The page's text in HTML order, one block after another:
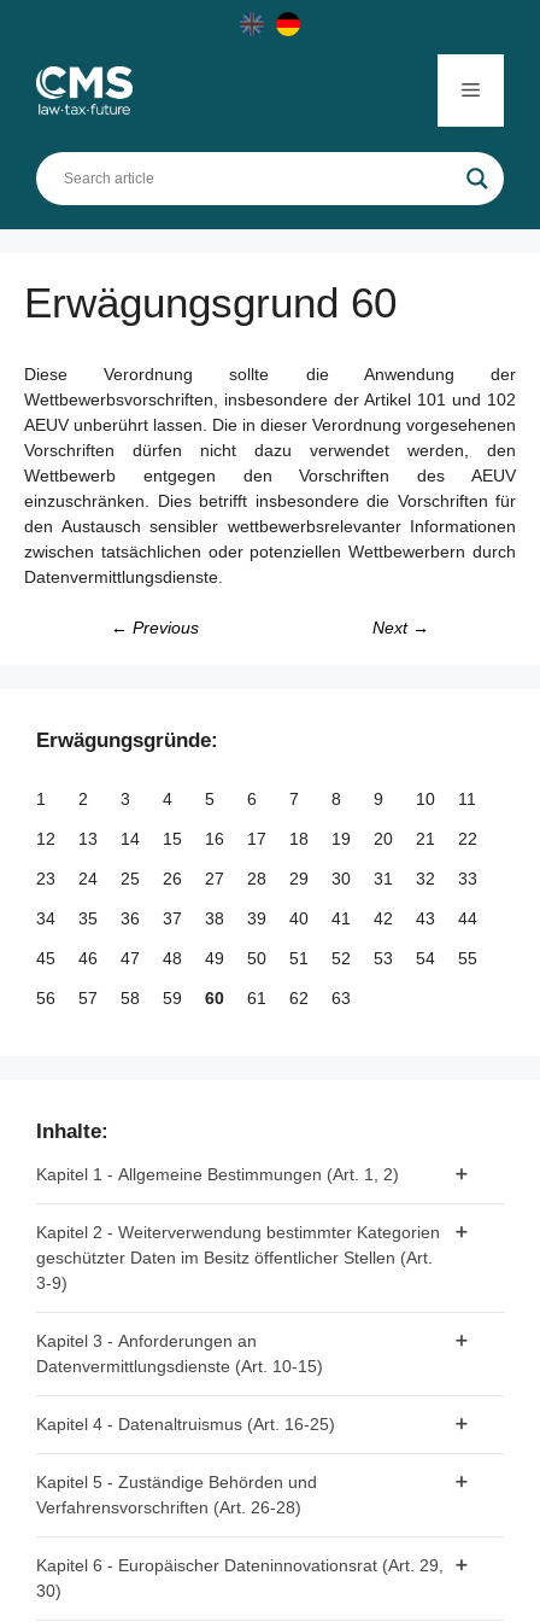
Menu
Erwägungsgrund 60
Diese Verordnung sollte die Anwendung der
Wettbewerbsvorschriften, insbesondere der Artikel 101 und 102
AEUV unberührt lassen. Die in dieser Verordnung vorgesehenen
Vorschriften dürfen nicht dazu verwendet werden, den
Wettbewerb entgegen den Vorschriften des AEUV
einzuschränken. Dies betrifft insbesondere die Vorschriften für
den Austausch sensibler wettbewerbsrelevanter Informationen
zwischen tatsächlichen oder potenziellen Wettbewerbern durch
Datenvermittlungsdienste.
← Previous Next →
Erwägungsgründe:
1 2 3 4 5 6 7 8 9 10 11
12 13 14 15 16 17 18 19 20 21 22
23 24 25 26 27 28 29 30 31 32 33
34 35 36 37 38 39 40 41 42 43 44
45 46 47 48 49 50 51 52 53 54 55
56 57 58 59 60 61 62 63
Inhalte:
Kapitel 1 - Allgemeine Bestimmungen (Art. 1, 2)
Artikel 2 - Begriffsbestimmungen
Kapitel 2 - Weiterverwendung bestimmter Kategorien
geschützter Daten im Besitz öffentlicher Stellen (Art.
3-9)
Artikel 4 - Verbot von Ausschließlichkeitsvereinbarungen
Artikel 6 - Gebühren
Artikel 7 - Zuständige Stellen
Artikel 9 - Verfahren für Anträge auf Weiterverwendung
Kapitel 3 - Anforderungen an
Datenvermittlungsdienste (Art. 10-15)
Artikel 11 - Anmeldung der Anbieter von
Datenvermittlungsdiensten
Artikel 12 - Bedingungen für die Erbringung von
Datenvermittlungsdiensten
Kapitel 4 - Datenaltruismus (Art. 16-25)
Artikel 17 - Öffentliche Register der anerkannten
datenaltruistischen Organisationen
Artikel 18 - Allgemeine Eintragungsanforderungen
Artikel 19 - Eintragung anerkannter datenaltruistischer
Kapitel 5 - Zuständige Behörden und
Verfahrensvorschriften (Art. 26-28)
Kapitel 6 - Europäischer Dateninnovationsrat (Art. 29,
30)